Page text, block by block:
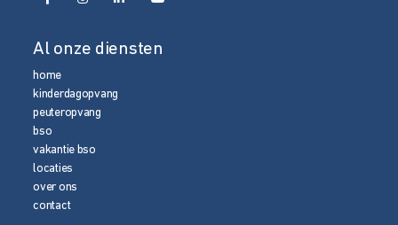
Al onze diensten
home
kinderdagopvang
peuteropvang
bso
vakantie bso
locaties
over ons
contact